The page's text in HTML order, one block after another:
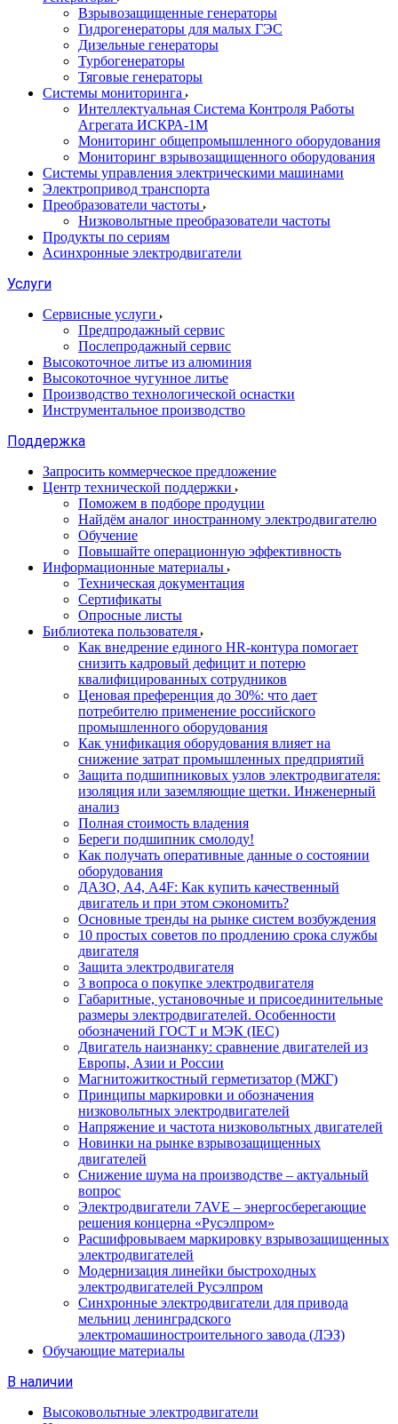
Взрывозащищенные генераторы
Гидрогенераторы для малых ГЭС
Дизельные генераторы
Турбогенераторы
Тяговые генераторы
Системы мониторинга
Интеллектуальная Система Контроля Работы
Агрегата ИСКРА-1М
Мониторинг общепромышленного оборудования
Мониторинг взрывозащищенного оборудования
Системы управления электрическими машинами
Электропривод транспорта
Преобразователи частоты
Низковольтные преобразователи частоты
Продукты по сериям
Асинхронные электродвигатели
Услуги
Сервисные услуги
Предпродажный сервис
Послепродажный сервис
Высокоточное литье из алюминия
Высокоточное чугунное литье
Производство технологической оснастки
Инструментальное производство
Поддержка
Запросить коммерческое предложение
Центр технической поддержки
Поможем в подборе продуции
Найдём аналог иностранному электродвигателю
Обучение
Повышайте операционную эффективность
Информационные материалы
Техническая документация
Сертификаты
Опросные листы
Библиотека пользователя
Как внедрение единого HR-контура помогает
снизить кадровый дефицит и потерю
квалифицированных сотрудников
Ценовая преференция до 30%: что дает
потребителю применение российского
промышленного оборудования
Как унификация оборудования влияет на
снижение затрат промышленных предприятий
Защита подшипниковых узлов электродвигателя:
изоляция или заземляющие щетки. Инженерный
анализ
Полная стоимость владения
Береги подшипник смолоду!
Как получать оперативные данные о состоянии
оборудования
ДАЗО, А4, А4F: Как купить качественный
двигатель и при этом сэкономить?
Основные тренды на рынке систем возбуждения
10 простых советов по продлению срока службы
двигателя
Защита электродвигателя
3 вопроса о покупке электродвигателя
Габаритные, установочные и присоединительные
размеры электродвигателей. Особенности
обозначений ГОСТ и МЭК (IEC)
Двигатель наизнанку: сравнение двигателей из
Европы, Азии и России
Магнитожиткостный герметизатор (МЖГ)
Принципы маркировки и обозначения
низковольтных электродвигателей
Напряжение и частота низковольтных двигателей
Новинки на рынке взрывозащищенных
двигателей
Снижение шума на производстве – актуальный
вопрос
Электродвигатели 7AVE – энергосберегающие
решения концерна «Русэлпром»
Расшифровываем маркировку взрывозащищенных
электродвигателей
Модернизация линейки быстроходных
электродвигателей Русэлпром
Синхронные электродвигатели для привода
мельниц ленинградского
электромашиностроительного завода (ЛЭЗ)
Обучающие материалы
В наличии
Высоковольтные электродвигатели